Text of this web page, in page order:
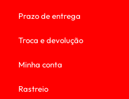
Prazo de entrega
Troca e devolução
Minha conta
Rastreio